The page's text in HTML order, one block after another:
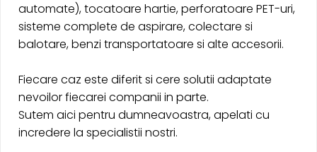
automate), tocatoare hartie, perforatoare PET-uri,
sisteme complete de aspirare, colectare si
balotare, benzi transportatoare si alte accesorii.
Fiecare caz este diferit si cere solutii adaptate
nevoilor fiecarei companii in parte.
Sutem aici pentru dumneavoastra, apelati cu
incredere la specialistii nostri.